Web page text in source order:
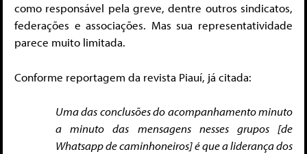
como responsável pela greve, dentre outros sindicatos,
federações e associações. Mas sua representatividade
parece muito limitada.
Conforme reportagem da revista Piauí, já citada:
Uma das conclusões do acompanhamento minuto
a minuto das mensagens nesses grupos [de
Whatsapp de caminhoneiros] é que a liderança dos